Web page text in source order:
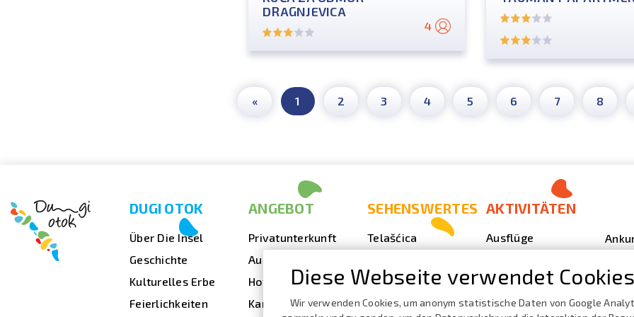
DRAGNJEVICA
4
« 1 2 3 4 5 6 7 8
DUGI OTOK
Über Die Insel
Geschichte
Kulturelles Erbe
Feierlichkeiten
ANGEBOT
Privatunterkunft
Ausgehen
Hotels
Kampingplätze
SEHENSWERTES
Telašćica
Leuchturm Veli
AKTIVITÄTEN
Ausflüge
Outdoor
Angeln
Diese Webseite verwendet
Wir verwenden Cookies, um anonym statistische Daten von Google